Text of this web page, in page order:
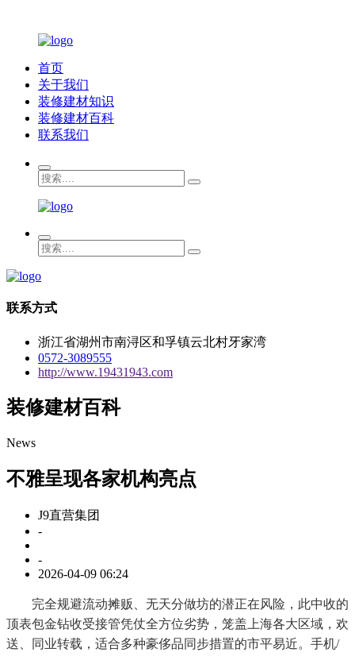
首页
关于我们
装修建材知识
装修建材百科
联系我们
联系方式
浙江省湖州市南浔区和孚镇云北村牙家湾
0572-3089555
http://www.19431943.com
装修建材百科
News
不雅呈现各家机构亮点
J9直营集团
-
-
2026-04-09 06:24
完全规避流动摊贩、无天分做坊的潜正在风险，此中收的
顶表包金钻收受接管凭仗全方位劣势，笼盖上海各大区域，欢
送、同业转载，适合多种豪侈品同步措置的市平易近。手机/